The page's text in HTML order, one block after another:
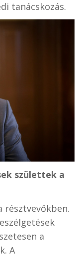
tanácskozás.
születtek a
résztvevőkben.
a
A